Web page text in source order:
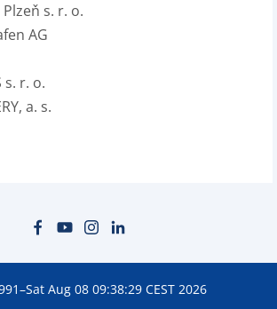
s. r. o.
AG
s. r. o.
a. s.
Aug 08 09:38:29 CEST 2026